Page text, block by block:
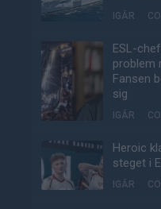
IGÅR
ESL-
problem
Fansen
sig
IGÅR
Heroic
steget i
IGÅR